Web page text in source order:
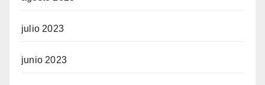
julio 2023
junio 2023